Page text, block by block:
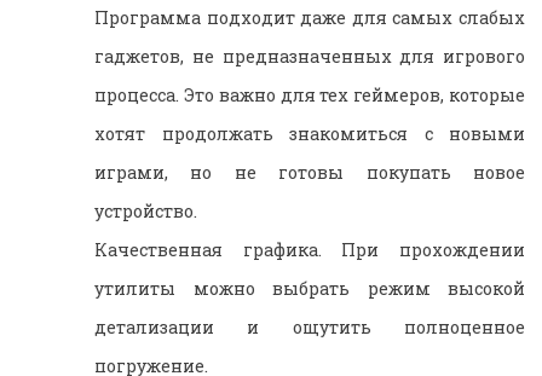
Программа подходит даже для самых слабых
гаджетов, не предназначенных для игрового
процесса. Это важно для тех геймеров, которые
хотят продолжать знакомиться с новыми
играми, но не готовы покупать новое
устройство.
Качественная графика. При прохождении
утилиты можно выбрать режим высокой
детализации и ощутить полноценное
погружение.